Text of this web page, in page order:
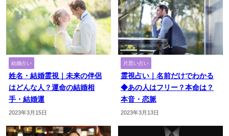
結婚占い
姓名・結婚霊視｜未来の伴侶
はどんな人？運命の結婚相
手・結婚運
2023年3月15日
片思い占い
霊視占い｜名前だけでわかる
◆あの人はフリー？本命は？
本音・恋脈
2023年3月13日